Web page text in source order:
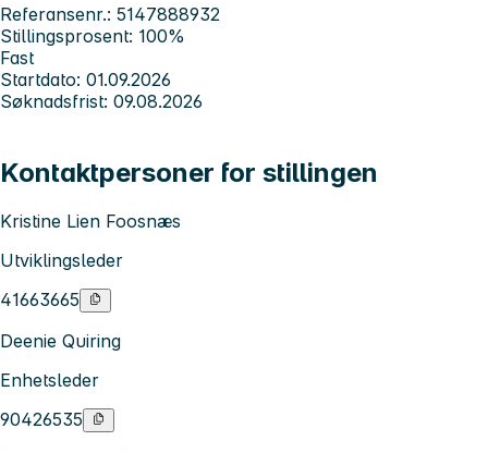
Referansenr.: 5147888932
Stillingsprosent: 100%
Fast
Startdato: 01.09.2026
Søknadsfrist: 09.08.2026
Kontaktpersoner for stillingen
Kristine Lien Foosnæs
Utviklingsleder
41663665
Deenie Quiring
Enhetsleder
90426535